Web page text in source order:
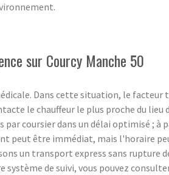
sur Courcy Manche 50
Dans cette situation, le facteur
le chauffeur le plus proche du
coursier dans un délai optimisé ; à
peut être immédiat, mais l'horaire
un transport express sans rupture
de suivi, vous pouvez